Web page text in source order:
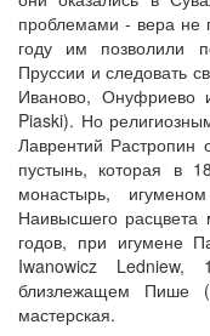
проблемами - вера не
году им позволили
Пруссии и следовать
Иваново, Онуфриево
Piaski). Но
Лаврентий
пустынь, которая в
монастырь,
Наивысшего расцвета
годов, при игумене
Iwanowicz
близлежащем Пише
мастерская.